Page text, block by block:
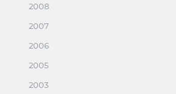
2008
2007
2006
2005
2003